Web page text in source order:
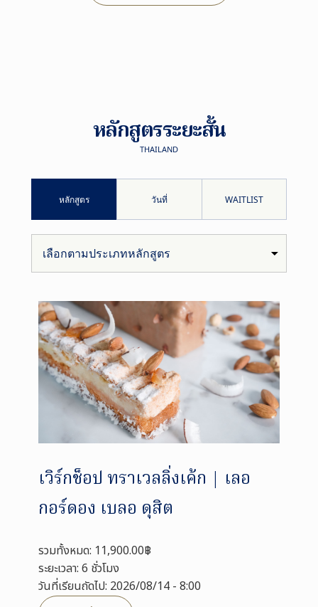
หลักสูตรระยะสั้น
THAILAND
หลักสูตร วันที่ WAITLIST
เวิร์กช็อป ทราเวลลิ่งเค้ก | เลอ
กอร์ดอง เบลอ ดุสิต
รวมทั้งหมด: 11,900.00฿
ระยะเวลา: 6 ชั่วโมง
วันที่เรียนถัดไป: 2026/08/14 - 8:00